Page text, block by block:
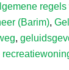
regels
(Barim),
,